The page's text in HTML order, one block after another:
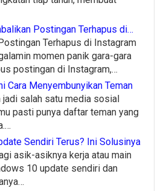
Postingan Terhapus di…
Terhapus di Instagram
momen panik gara-gara
postingan di Instagram,…
Cara Menyembunyikan Teman
jadi salah satu media sosial
pasti punya daftar teman yang
Sendiri Terus? Ini Solusinya
asik-asiknya kerja atau main
10 update sendiri dan